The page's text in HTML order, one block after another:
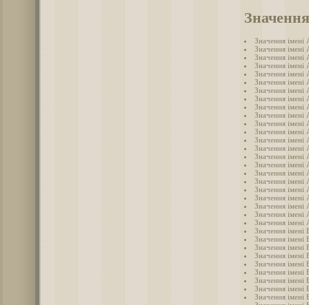
Значення імені
Значення імені
Значення імені
Значення імені
Значення імені
Значення імені
Значення імені
Значення імені
Значення імені
Значення імені
Значення імені
Значення імені
Значення імені
Значення імені
Значення імені
Значення імені
Значення імені
Значення імені
Значення імені
Значення імені
Значення імені
Значення імені
Значення імені
Значення імені
Значення імені
Значення імені
Значення імені
Значення імені
Значення імені
Значення імені
Значення імені
Значення імені